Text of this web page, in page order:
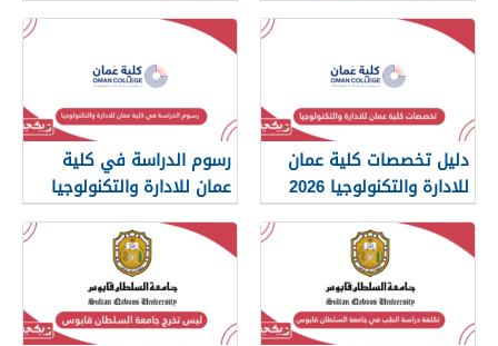
دليل تخصصات كلية عمان
للادارة والتكنولوجيا 2026
رسوم الدراسة في كلية
عمان للادارة والتكنولوجيا
2026